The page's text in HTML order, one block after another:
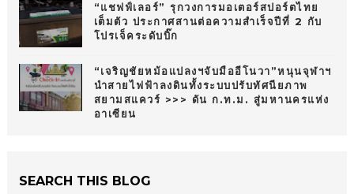
“แชฟฟ์เลอร์” รุกวงการมอเตอร์สปอร์ตไทย
เต็มตัว ประกาศสานต่อความสำเร็จปีที่ 2 กับ
โปรเจ็คระดับบิ๊ก
“เจริญชัยหม้อแปลงฯจับมืออีโนวา”หนุนจุฬาฯ
นำสายไฟฟ้าลงดินทั้งระบบปรับทัศนียภาพ
สยามสแควร์ >>> ดัน ก.ท.ม. สู่มหานครแห่ง
อาเซียน
SEARCH THIS BLOG